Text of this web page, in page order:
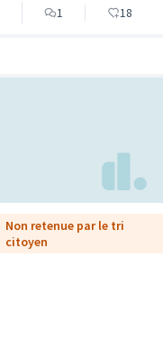
1 18
Non retenue par le tri
citoyen